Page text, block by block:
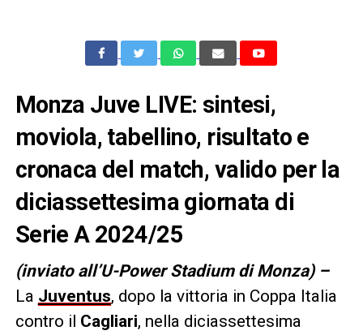
Monza Juve LIVE: sintesi,
moviola, tabellino, risultato e
cronaca del match, valido per la
diciassettesima giornata di
Serie A 2024/25
(inviato all’U-Power Stadium di Monza) –
La Juventus, dopo la vittoria in Coppa Italia
contro il Cagliari, nella diciassettesima